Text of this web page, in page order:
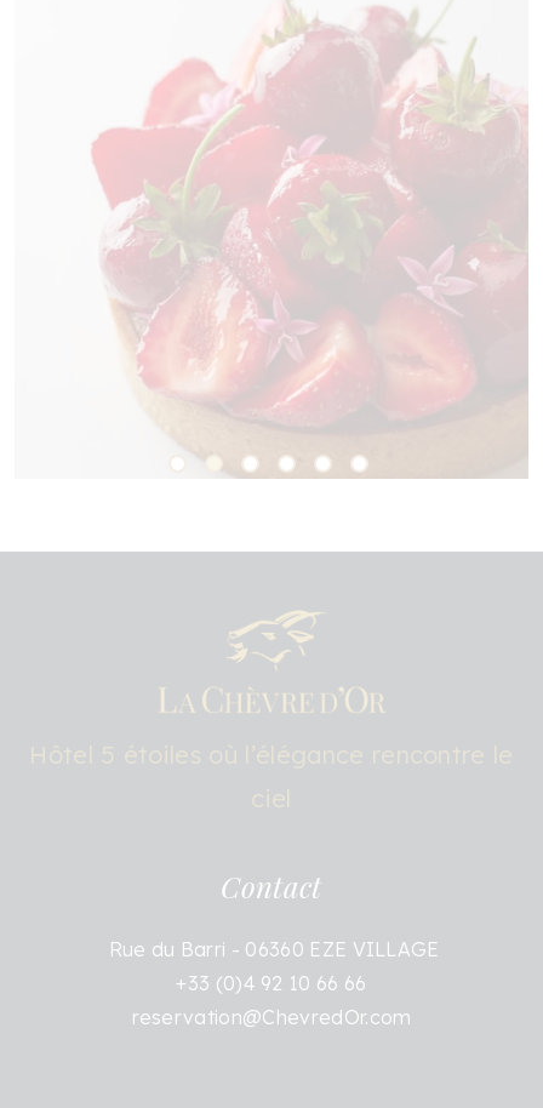
Contact
Rue du Barri - 06360 EZE VILLAGE
+33 (0)4 92 10 66 66
reservation@ChevredOr.com